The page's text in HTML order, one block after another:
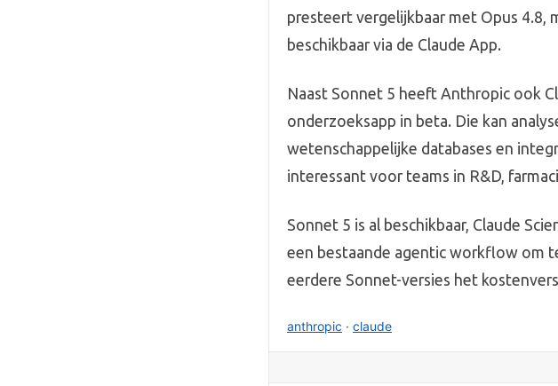
presteert vergelijkbaar met Opus 4.8,
beschikbaar via de Claude App.
Naast Sonnet 5 heeft Anthropic ook
onderzoeksapp in beta. Die kan
wetenschappelijke databases en
interessant voor teams in R&D,
Sonnet 5 is al beschikbaar, Claude
een bestaande agentic workflow om
eerdere Sonnet-versies het
anthropic · claude